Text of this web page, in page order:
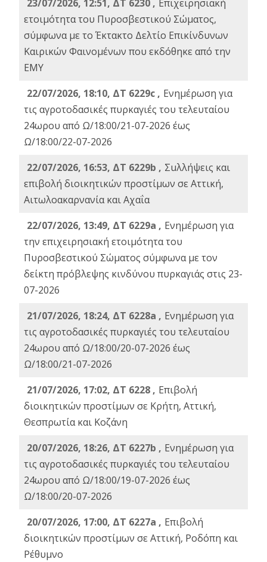
23/07/2026, 12:51, ΔΤ 6230 , Επιχειρησιακή
ετοιμότητα του Πυροσβεστικού Σώματος,
σύμφωνα με το Έκτακτο Δελτίο Επικίνδυνων
Καιρικών Φαινομένων που εκδόθηκε από την
ΕΜΥ
22/07/2026, 18:10, ΔΤ 6229c , Ενημέρωση για
τις αγροτοδασικές πυρκαγιές του τελευταίου
24ωρου από Ω/18:00/21-07-2026 έως
Ω/18:00/22-07-2026
22/07/2026, 16:53, ΔΤ 6229b , Σuλλήψεις και
επιβολή διοικητικών προστίμων σε Αττική,
Αιτωλοακαρνανία και Αχαΐα
22/07/2026, 13:49, ΔΤ 6229a , Ενημέρωση για
την επιχειρησιακή ετοιμότητα του
Πυροσβεστικού Σώματος σύμφωνα με τον
δείκτη πρόβλεψης κινδύνου πυρκαγιάς στις 23-
07-2026
21/07/2026, 18:24, ΔΤ 6228a , Ενημέρωση για
τις αγροτοδασικές πυρκαγιές του τελευταίου
24ωρου από Ω/18:00/20-07-2026 έως
Ω/18:00/21-07-2026
21/07/2026, 17:02, ΔΤ 6228 , Επιβολή
διοικητικών προστίμων σε Κρήτη, Αττική,
Θεσπρωτία και Κοζάνη
20/07/2026, 18:26, ΔΤ 6227b , Ενημέρωση για
τις αγροτοδασικές πυρκαγιές του τελευταίου
24ωρου από Ω/18:00/19-07-2026 έως
Ω/18:00/20-07-2026
20/07/2026, 17:00, ΔΤ 6227a , Επιβολή
διοικητικών προστίμων σε Αττική, Ροδόπη και
Ρέθυμνο